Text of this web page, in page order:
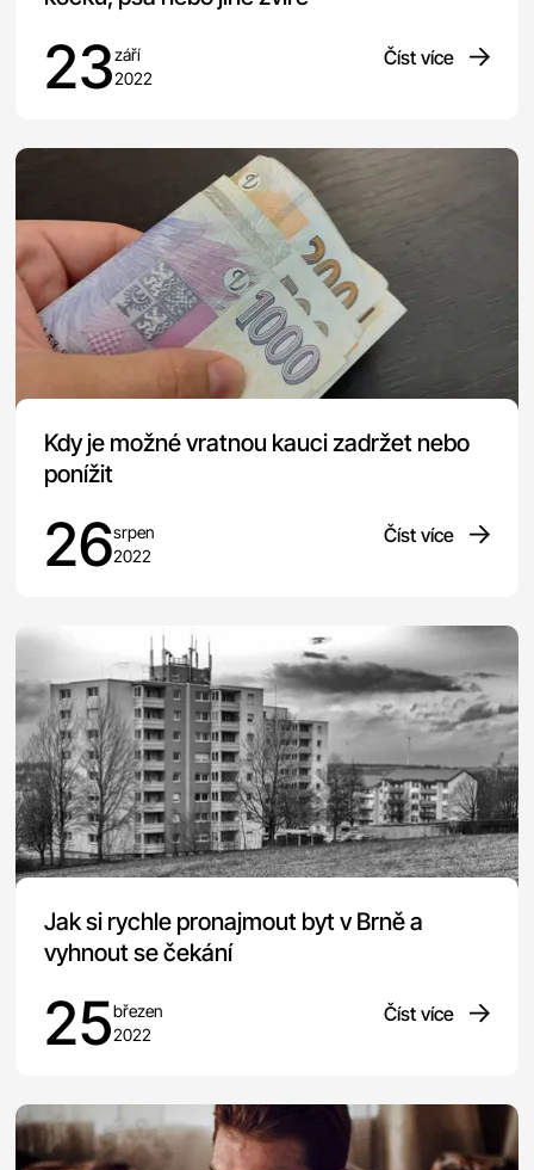
23září
2022
Číst více
Kdy je možné vratnou kauci zadržet nebo
ponížit
26srpen
2022
Číst více
Jak si rychle pronajmout byt v Brně a
vyhnout se čekání
25březen
2022
Číst více